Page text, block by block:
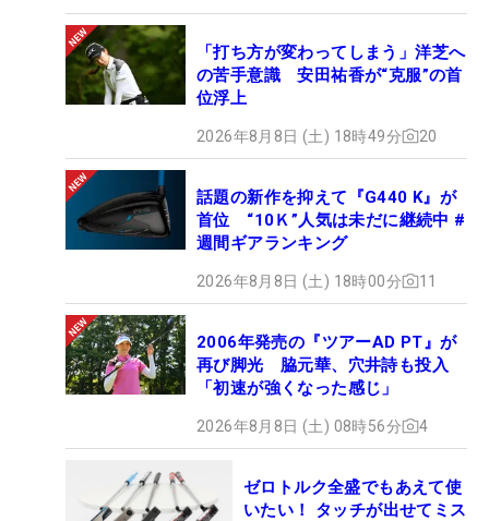
「打ち方が変わってしまう」洋芝へ
の苦手意識 安田祐香が“克服”の首
位浮上
2026年8月8日 (土) 18時49分 20
話題の新作を抑えて『G440 K』が
首位 “10Ｋ”人気は未だに継続中 #
週間ギアランキング
2026年8月8日 (土) 18時00分 11
2006年発売の『ツアーAD PT』が
再び脚光 脇元華、穴井詩も投入
「初速が強くなった感じ」
2026年8月8日 (土) 08時56分 4
ゼロトルク全盛でもあえて使
いたい！ タッチが出せてミス